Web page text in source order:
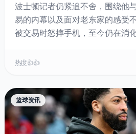
波士顿记者仍紧追不舍，围绕他
易的内幕以及面对老东家的感受
被交易时怒摔手机，至今仍在消
斯联手，目标直指总冠军。
热度 👍👍
篮球资讯